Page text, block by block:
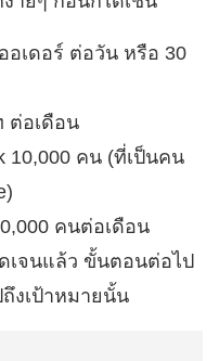
อเดอร์ ต่อวัน หรือ 30
ต่อเดือน
10,000 คน (ที่เป็นคน
คนต่อเดือน
เจนแล้ว ขั้นตอนต่อไป
งเป้าหมายนั้น